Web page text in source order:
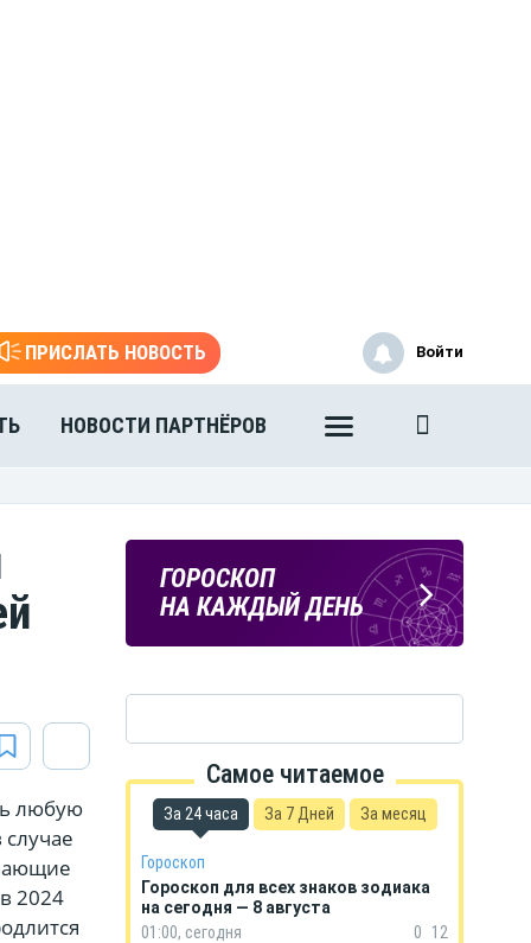
ПРИСЛАТЬ НОВОСТЬ
НОВОСТИ ПАРТНЁРОВ
Войти
любую
2024
ПОГОДА
В КУРСКЕ
ГОРОСКОП
НА КАЖДЫЙ ДЕНЬ
Самое читаемое
За 24 часа За 7 Дней За месяц
Гороскоп
Гороскоп для всех знаков зодиака
на сегодня — 8 августа
01:00, сегодня
0
12